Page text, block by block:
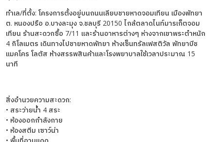
ทำเล/ที่ตั้ง: โครงการตั้งอยู่บนถนนเลียบชายหาดจอมเทียน เมืองพัทยา
ต. หนองปรือ อ.บางละมุง จ.ชลบุรี 20150 ไกล้ตลาดไนท์มารเก็ตจอม
เทียน ร้านสะดวกซื้อ 7/11 และร้านอาหารต่างๆ ห่างจากเขาพระตำหนัก
4 กิโลเมตร เดินทางไปชายหาดพัทยา ห้างเซ็นทรัลเฟสติวัล พัทยาบีช
แมคโคร โลตัส ห้างสรรพสินค้าและโรงพยาบาลใช้เวลาประมาณ 15
นาที
สิ่งอำนวยความสะดวก:
• สระว่ายน้ำ 4 สระ
• ห้องออกกำลังกาย
• ห้องสตีม เซาว์น่า